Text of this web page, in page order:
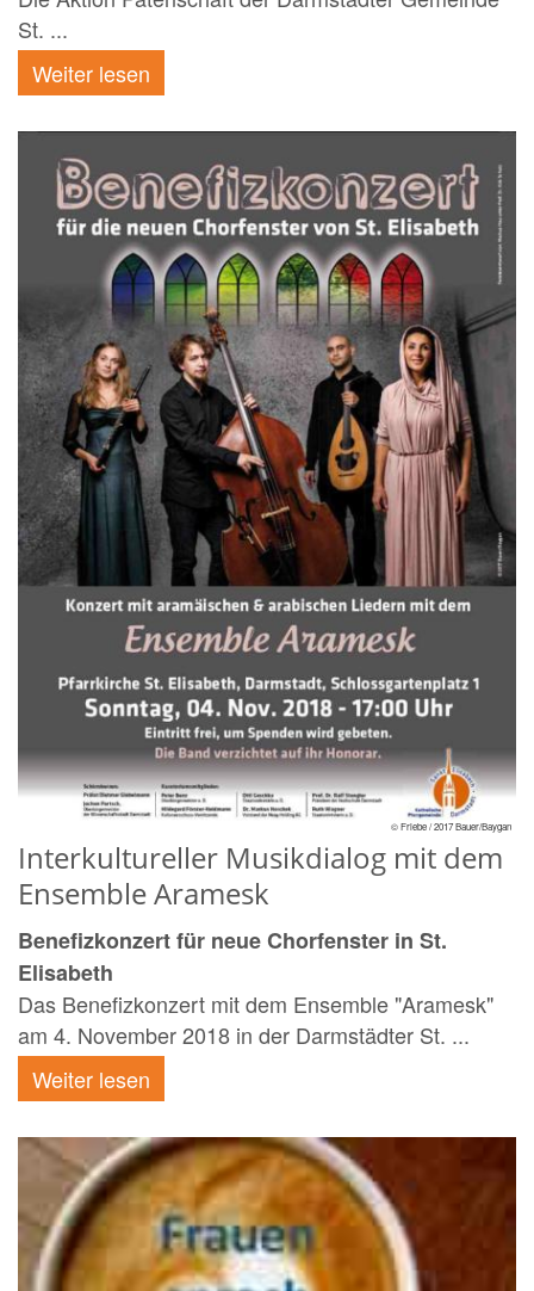
St. ...
Weiter lesen
© Friebe / 2017 Bauer/Baygan
Interkultureller Musikdialog mit dem
Ensemble Aramesk
Benefizkonzert für neue Chorfenster in St.
Elisabeth
Das Benefizkonzert mit dem Ensemble "Aramesk"
am 4. November 2018 in der Darmstädter St. ...
Weiter lesen